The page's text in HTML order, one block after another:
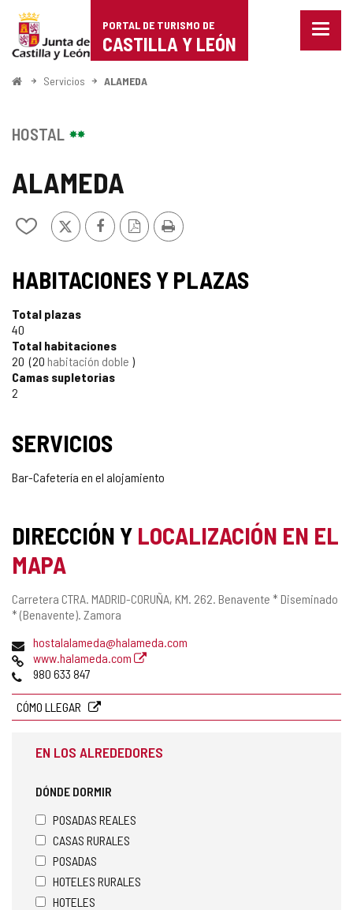
Portal
de
Turismo
Castilla
León
PORTAL DE TURISMO DE
CASTILLA Y LEÓN
Menu
InicioServicios ALAMEDA
ALAMEDA
Añadir/quitar
cuadernos
X FacebookVersión
PDF
Imprimir
HOSTAL
HABITACIONES Y PLAZAS
Total plazas
40
Total habitaciones
20 20 habitación doble
Camas supletorias
2
SERVICIOS
Bar-Cafetería en el alojamiento
DIRECCIÓN Y LOCALIZACIÓN EN EL
MAPA
Dirección
postal
Carretera CTRA. MADRID-CORUÑA, KM. 262. Benavente * Diseminado
* (Benavente). Zamora
Dirección
de
correo
hostalalameda@halameda.com
Página
Web
www.halameda.com
Teléfonos
980 633 847
CÓMO LLEGAR
EN LOS ALREDEDORES
DÓNDE DORMIR
POSADAS REALES
CASAS RURALES
POSADAS
HOTELES RURALES
HOTELES